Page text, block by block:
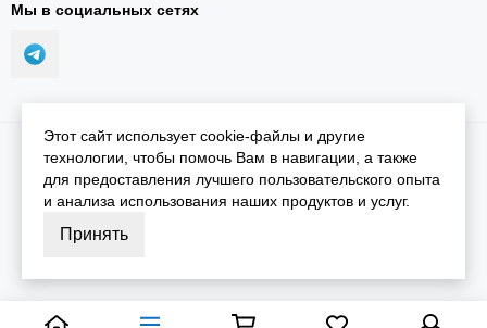
Мы в социальных сетях
2026 © iGarmin.Карта сайта
Этот сайт использует cookie-файлы и другие
технологии, чтобы помочь Вам в навигации, а также
для предоставления лучшего пользовательского опыта
и анализа использования наших продуктов и услуг.
Принять